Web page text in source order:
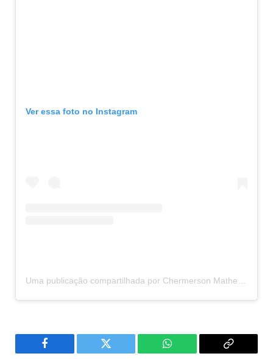
Ver essa foto no Instagram
Facebook Twitter WhatsApp
Copiar